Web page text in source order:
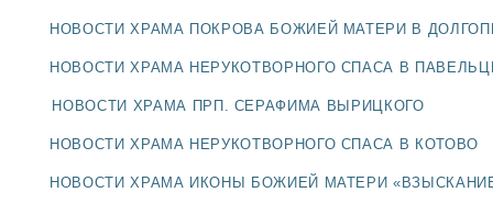
НОВОСТИ
БЛАГОЧИНИЯ
НОВОСТИ ХРАМА ПОКРОВА БОЖИЕЙ МАТЕРИ В
НОВОСТИ ХРАМА НЕРУКОТВОРНОГО СПАСА В
НОВОСТИ ХРАМА ПРП. СЕРАФИМА ВЫРИЦКОГО
НОВОСТИ ХРАМА НЕРУКОТВОРНОГО СПАСА В КОТОВО
НОВОСТИ ХРАМА ИКОНЫ БОЖИЕЙ МАТЕРИ